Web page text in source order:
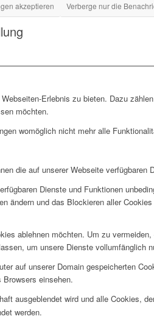
akzeptieren Verberge nur die
Erlebnis zu bieten. Dazu
möchten.
womöglich nicht mehr alle
die auf unserer Webseite verfügbaren
Dienste und Funktionen
ändern und das Blockieren aller
ablehnen möchten. Um zu
um unsere Dienste
auf unserer Domain gespeicherten
einsehen.
ausgeblendet wird und alle Cookies,
werden.